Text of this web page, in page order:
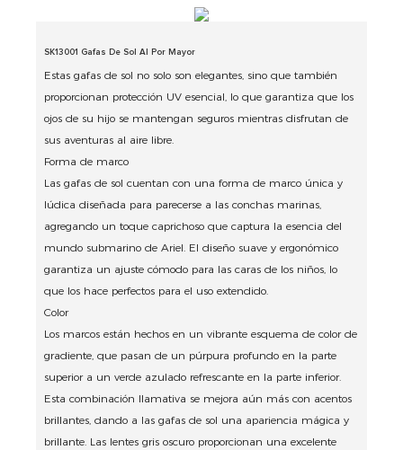
SK13001 Gafas De Sol Al Por Mayor
Estas gafas de sol no solo son elegantes, sino que también
proporcionan protección UV esencial, lo que garantiza que los
ojos de su hijo se mantengan seguros mientras disfrutan de
sus aventuras al aire libre.
Forma de marco
Las gafas de sol cuentan con una forma de marco única y
lúdica diseñada para parecerse a las conchas marinas,
agregando un toque caprichoso que captura la esencia del
mundo submarino de Ariel. El diseño suave y ergonómico
garantiza un ajuste cómodo para las caras de los niños, lo
que los hace perfectos para el uso extendido.
Color
Los marcos están hechos en un vibrante esquema de color de
gradiente, que pasan de un púrpura profundo en la parte
superior a un verde azulado refrescante en la parte inferior.
Esta combinación llamativa se mejora aún más con acentos
brillantes, dando a las gafas de sol una apariencia mágica y
brillante. Las lentes gris oscuro proporcionan una excelente